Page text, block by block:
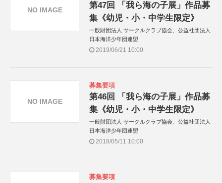
第47回 「我ら海の子展」作品募
集《幼児・小・中学生限定》
一般財団法人 サークルクラブ協会、公益社団法人
日本海洋少年団連盟
2019/06/21 10:00
NO IMAGE
募集要項
第46回 「我ら海の子展」作品募
集《幼児・小・中学生限定》
一般財団法人 サークルクラブ協会、公益社団法人
日本海洋少年団連盟
2018/05/11 10:00
NO IMAGE
募集要項